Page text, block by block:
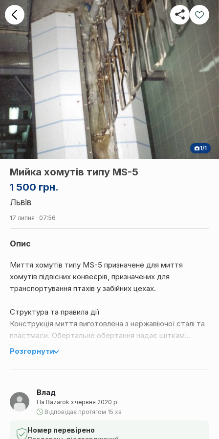
1/1
1 500 грн.
Мийка хомутів типу MS-5
Львів
17 липня · 07:56
Влад
На Bazarok з червня 2020 р.
Відповідає протягом 15 хв
Номер перевірено
Опис
Миття хомутів типу MS-5 призначене для миття
хомутів підвісних конвеєрів, призначених для
транспортування птахів у забійних цехах.
Структура та правила дії
Конструкція миття виготовлена ​​з нержавіючої сталі та
пластмаси. Обертальне обертання надає щіткам
руховий модуль до складу якого входять: електричний
встановлена ​​до доріжки підвісного конвеєра.
обертаються - у взаємодіях з бризкаючим сопло.
Технічні дані
Вид роботи – постійна,
Розгорнути